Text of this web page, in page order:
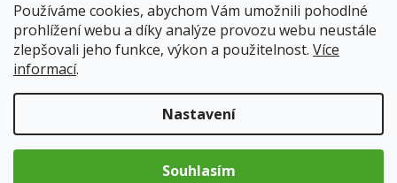
Používáme cookies, abychom Vám umožnili pohodlné
prohlížení webu a díky analýze provozu webu neustále
zlepšovali jeho funkce, výkon a použitelnost. Více
informací.
Nastavení
Souhlasím
váha: 100g
5211/100
197 Kč
Do košíku
Skladem